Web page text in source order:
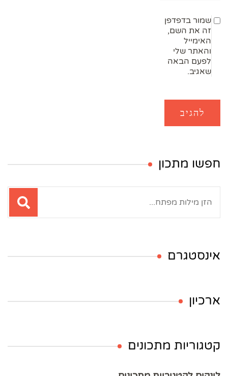
שמור בדפדפן
זה את השם,
האימייל
והאתר שלי
לפעם הבאה
שאגיב.
חפשו מתכון
אינסטגרם
ארכיון
קטגוריות מתכונים